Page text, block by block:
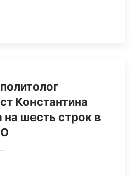
Константина
на шесть строк в